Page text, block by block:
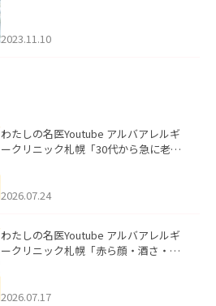
2023.11.10
わたしの名医Youtube アルバアレルギ
ークリニック札幌「30代から急に老け
た。
2026.07.24
わたしの名医Youtube アルバアレルギ
ークリニック札幌「赤ら顔・酒さ・ニ
した。
2026.07.17